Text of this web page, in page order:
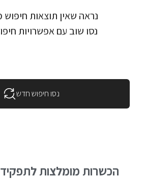
נראה שאין תוצאות
נסו שוב עם אפשרויות
נסו חיפוש חדש
הכשרות מומלצות